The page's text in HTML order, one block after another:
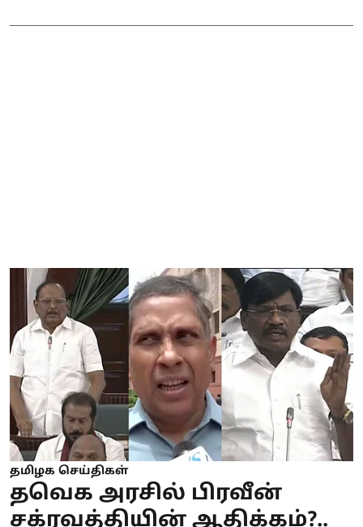
தமிழக செய்திகள்
தவெக அரசில் பிரவீன்
சக்ரவத்தியின் ஆதிக்கம்?..